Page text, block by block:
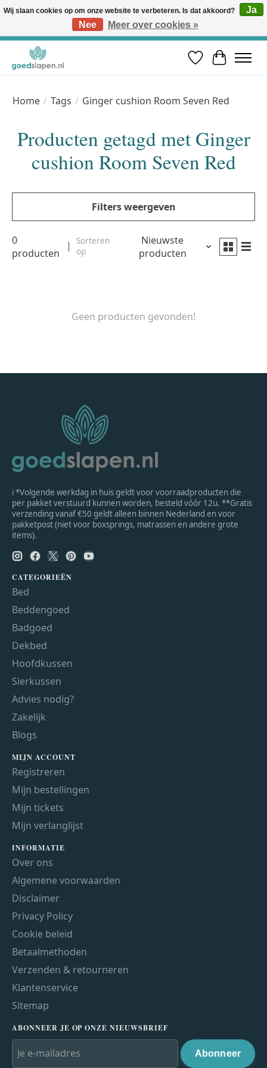
Vóór 12u besteld, volgende werkdag in huis* | Gratis verzending vanaf €50 | Professioneel slaapadvies
Verlanglijst
Home / Tags / Ginger cushion Room Seven Red
Producten getagd met Ginger
cushion Room Seven Red
Filters weergeven
0
producten
Sorteren
op
Nieuwste
producten
Geen producten gevonden!
ℹ *Volgende werkdag in huis geldt voor voorraadproducten die
per pakket verstuurd kunnen worden, besteld vóór 12u. **Gratis
verzending vanaf €50 geldt alleen binnen Nederland en voor
pakketpost (niet voor boxsprings, matrassen en andere grote
items).
CATEGORIEËN
Bed
Beddengoed
Badgoed
Dekbed
Hoofdkussen
Sierkussen
Advies nodig?
Zakelijk
Blogs
MIJN ACCOUNT
Registreren
Mijn bestellingen
Mijn tickets
Mijn verlanglijst
INFORMATIE
Over ons
Algemene voorwaarden
Disclaimer
Privacy Policy
Cookie beleid
Betaalmethoden
Verzenden & retourneren
Klantenservice
Sitemap
ABONNEER JE OP ONZE NIEUWSBRIEF
Abonneer
Wij slaan cookies op om onze website te verbeteren. Is dat akkoord?
Ja
Nee
Meer over cookies »